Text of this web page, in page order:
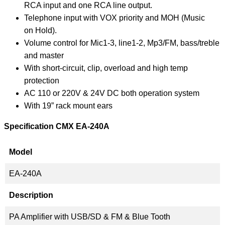
RCA input and one RCA line output.
Telephone input with VOX priority and MOH (Music
on Hold).
Volume control for Mic1-3, line1-2, Mp3/FM, bass/treble
and master
With short-circuit, clip, overload and high temp
protection
AC 110 or 220V & 24V DC both operation system
With 19” rack mount ears
Specification CMX EA-240A
Model
EA-240A
Description
PA Amplifier with USB/SD & FM & Blue Tooth